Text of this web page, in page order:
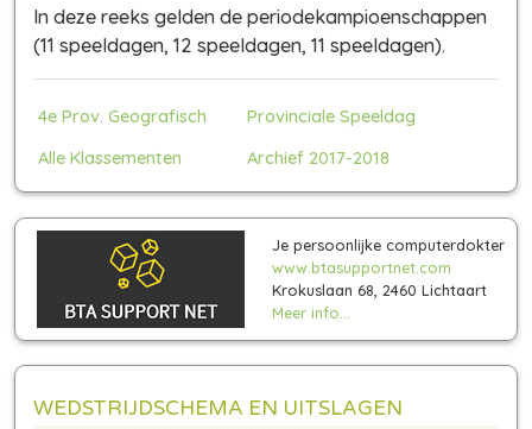
In deze reeks gelden de periodekampioenschappen
(11 speeldagen, 12 speeldagen, 11 speeldagen).
4e Prov. Geografisch
Provinciale Speeldag
Alle Klassementen
Archief 2017-2018
Je persoonlijke computerdokter
www.btasupportnet.com
Krokuslaan 68, 2460 Lichtaart
Meer info...
WEDSTRIJDSCHEMA EN UITSLAGEN